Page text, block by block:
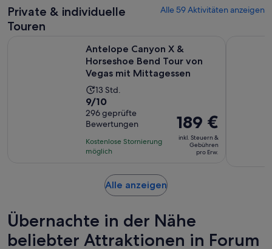
15
90
Erw.
Private & individuelle
Touren
Alle 59 Aktivitäten anzeigen
Antelope Canyon X &
Horseshoe Bend Tour von
Vegas mit Mittagessen
Die
Aktivität
dauert
13
Stunden
13 Std.
9.0
von
10,
basierend
auf
Bewertungen.
9/10
296 geprüfte
Bewertungen
Kostenlose Stornierung
möglich
Der
Preis
beträgt
189 €
189 €
inkl. Steuern &
Gebühren
pro Erw.
Alle anzeigenWird
neuen
geöffnet
Übernachte in der Nähe
beliebter Attraktionen in Forum